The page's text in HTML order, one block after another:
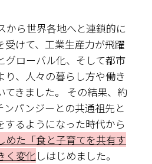
から世界各地へと連鎖的に
受けて、工業生産力が飛躍
グローバル化、そして都市
り、人々の暮らし方や働き
てきました。 その結果、約
ンパンジーとの共通祖先と
するようになった時代から
めた「食と子育てを共有す
く変化 しはじめました。